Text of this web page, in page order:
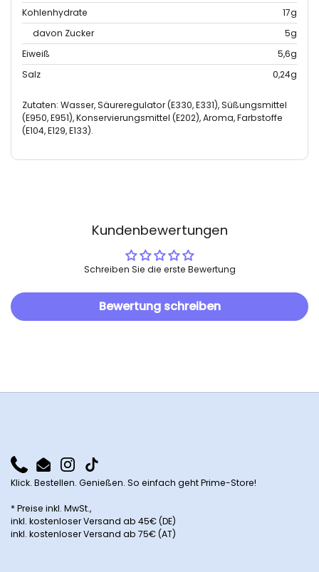
Kohlenhydrate
17g
davon Zucker
5g
Eiweiß
5,6g
Salz
0,24g
Zutaten: Wasser, Säureregulator (E330, E331), Süßungsmittel
(E950, E951), Konservierungsmittel (E202), Aroma, Farbstoffe
(E104, E129, E133).
Kundenbewertungen
Schreiben Sie die erste Bewertung
Bewertung schreiben
PhoneEmail Instagram
TikTok
Klick. Bestellen. Genießen. So einfach geht Prime-Store!
* Preise inkl. MwSt.,
inkl. kostenloser Versand ab 45€ (DE)
inkl. kostenloser Versand ab 75€ (AT)